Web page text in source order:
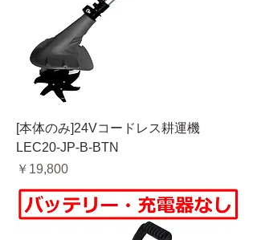
[本体のみ]24Vコードレス耕運機
LEC20-JP-B-BTN
価格
￥19,800